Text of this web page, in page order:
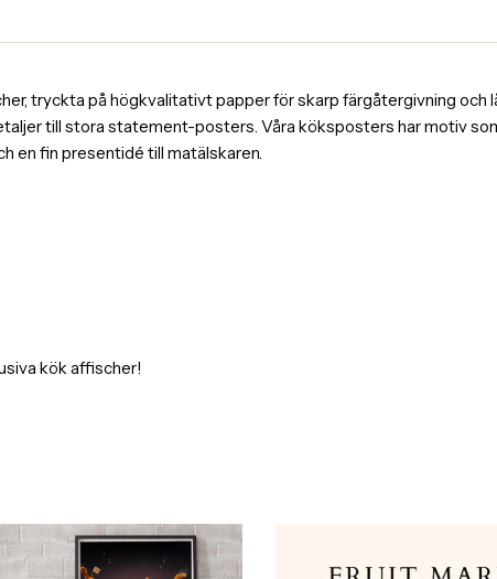
tryckta på högkvalitativt papper för skarp färgåtergivning
till stora statement-posters. Våra köksposters har motiv
en fin presentidé till matälskaren.
kök affischer!